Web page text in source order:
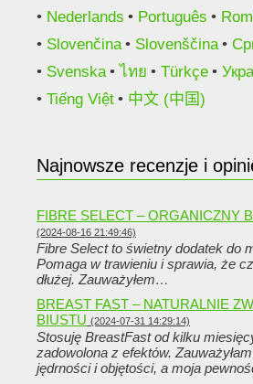
Nederlands
Português
Slovenčina
Slovenščina
Svenska
ไทย Türkçe
Tiếng Việt
中文 (中国)
Najnowsze recenzje i
FIBRE SELECT – ORGANICZNY
(2024-08-16 21:49:46)
Fibre Select to świetny dodatek do
Pomaga w trawieniu i sprawia, że
dłużej. Zauważyłem…
BREAST FAST – NATURALNIE
BIUSTU (2024-07-31 14:29:14)
Stosuję BreastFast od kilku
zadowolona z efektów.
jędrności i objętości, a moja